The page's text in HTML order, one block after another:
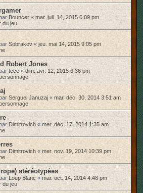
Bouncer «mar. juil. 14, 2015 6:09 pm
du jeu
Sobrakov «jeu. mai 14, 2015 9:05 pm
Robert Jones
tece « dim. avr. 12, 2015 6:36 pm
Serguei Januzaj «mar. déc. 30, 2014 3:51 am
Dimitrovich « mer. déc. 17, 2014 1:35 am
Dimitrovich « mer. nov. 19, 2014 10:39 pm
stéréotypées
Loup Blanc « mar. oct. 14, 2014 4:48 pm
du jeu